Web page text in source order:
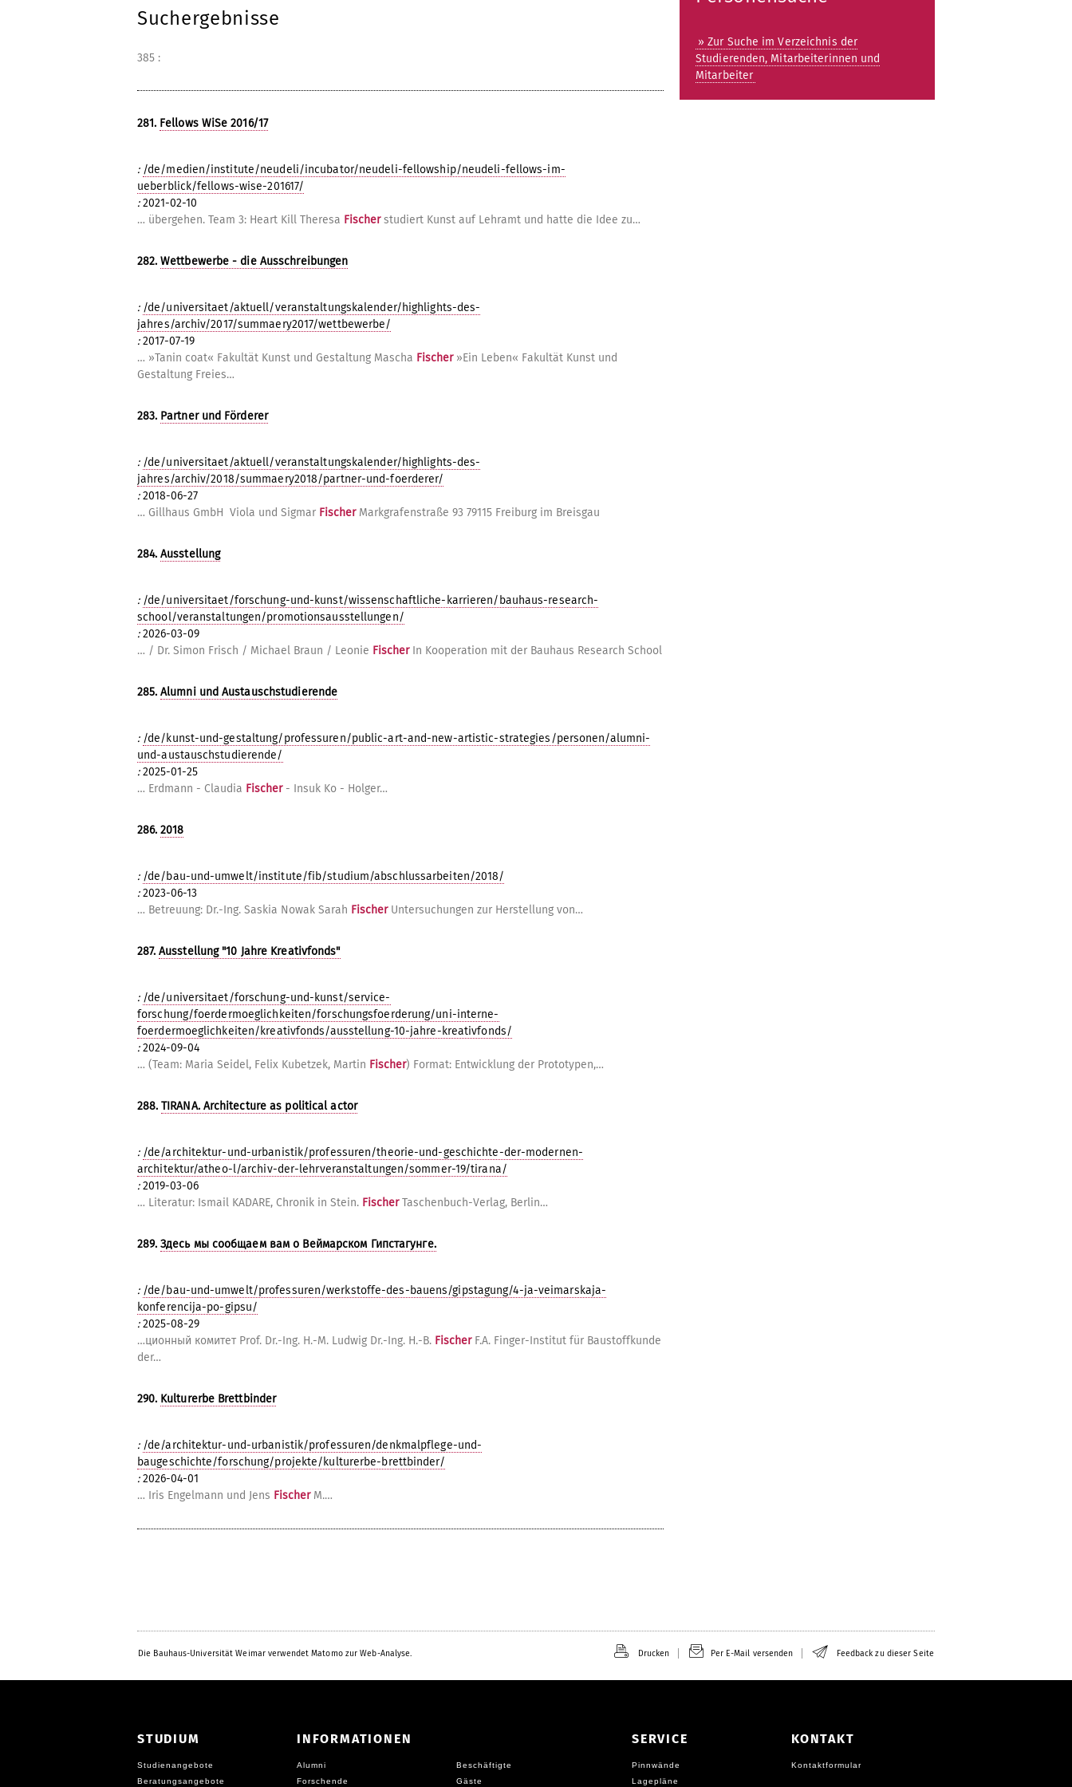
Suchergebnisse
385 :
281. Fellows WiSe 2016/17
: /de/medien/institute/neudeli/incubator/neudeli-fellowship/neudeli-fellows-im-
ueberblick/fellows-wise-201617/
:2021-02-10
… übergehen. Team 3: Heart Kill Theresa Fischerstudiert Kunst auf Lehramt und hatte die Idee zu…
282. Wettbewerbe - die Ausschreibungen
: /de/universitaet/aktuell/veranstaltungskalender/highlights-des-
jahres/archiv/2017/summaery2017/wettbewerbe/
:2017-07-19
… »Tanin coat« Fakultät Kunst und Gestaltung Mascha Fischer»Ein Leben« Fakultät Kunst und
Gestaltung Freies…
283. Partner und Förderer
: /de/universitaet/aktuell/veranstaltungskalender/highlights-des-
jahres/archiv/2018/summaery2018/partner-und-foerderer/
:2018-06-27
… Gillhaus GmbH Viola und Sigmar FischerMarkgrafenstraße 93 79115 Freiburg im Breisgau
284. Ausstellung
: /de/universitaet/forschung-und-kunst/wissenschaftliche-karrieren/bauhaus-research-
school/veranstaltungen/promotionsausstellungen/
:2026-03-09
… / Dr. Simon Frisch / Michael Braun / Leonie FischerIn Kooperation mit der Bauhaus Research School
285. Alumni und Austauschstudierende
: /de/kunst-und-gestaltung/professuren/public-art-and-new-artistic-strategies/personen/alumni-
und-austauschstudierende/
:2025-01-25
… Erdmann - Claudia Fischer- Insuk Ko - Holger…
286. 2018
: /de/bau-und-umwelt/institute/fib/studium/abschlussarbeiten/2018/
:2023-06-13
… Betreuung: Dr.-Ing. Saskia Nowak Sarah FischerUntersuchungen zur Herstellung von…
287. Ausstellung "10 Jahre Kreativfonds"
: /de/universitaet/forschung-und-kunst/service-
forschung/foerdermoeglichkeiten/forschungsfoerderung/uni-interne-
foerdermoeglichkeiten/kreativfonds/ausstellung-10-jahre-kreativfonds/
:2024-09-04
… (Team: Maria Seidel, Felix Kubetzek, Martin Fischer) Format: Entwicklung der Prototypen,…
288. TIRANA. Architecture as political actor
: /de/architektur-und-urbanistik/professuren/theorie-und-geschichte-der-modernen-
architektur/atheo-l/archiv-der-lehrveranstaltungen/sommer-19/tirana/
:2019-03-06
… Literatur: Ismail KADARE, Chronik in Stein. FischerTaschenbuch-Verlag, Berlin…
289. Здесь мы сообщаем вам о Веймарском Гипстагунге.
: /de/bau-und-umwelt/professuren/werkstoffe-des-bauens/gipstagung/4-ja-veimarskaja-
konferencija-po-gipsu/
:2025-08-29
…ционный комитет Prof. Dr.-Ing. H.-M. Ludwig Dr.-Ing. H.-B. FischerF.A. Finger-Institut für Baustoffkunde
der…
290. Kulturerbe Brettbinder
: /de/architektur-und-urbanistik/professuren/denkmalpflege-und-
baugeschichte/forschung/projekte/kulturerbe-brettbinder/
:2026-04-01
… Iris Engelmann und Jens FischerM.…
» Zur Suche im Verzeichnis der
Studierenden, Mitarbeiterinnen und
Mitarbeiter
Die Bauhaus-Universität Weimar verwendet Matomo zur Web-Analyse. Drucken Per E-Mail versenden Feedback zu dieser Seite
STUDIUM
Studienangebote
Beratungsangebote
INFORMATIONEN
Alumni
Beschäftigte
Forschende
Gäste
SERVICE
Pinnwände
Lagepläne
KONTAKT
Kontaktformular